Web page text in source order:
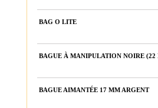
BAG O LITE
BAGUE À MANIPULATION NOIRE (22
BAGUE AIMANTÉE 17 MM ARGENT